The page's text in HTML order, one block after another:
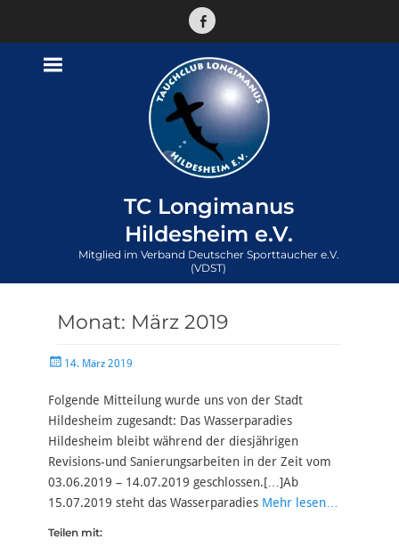
Facebook
TC Longimanus
Hildesheim e.V.
Mitglied im Verband Deutscher Sporttaucher e.V.
(VDST)
Monat: März 2019
Veröffentlicht
14. März 2019
Folgende Mitteilung wurde uns von der Stadt
Hildesheim zugesandt: Das Wasserparadies
Hildesheim bleibt während der diesjährigen
Revisions-und Sanierungsarbeiten in der Zeit vom
03.06.2019 – 14.07.2019 geschlossen.[…]Ab
15.07.2019 steht das Wasserparadies Mehr lesen…
Teilen mit: